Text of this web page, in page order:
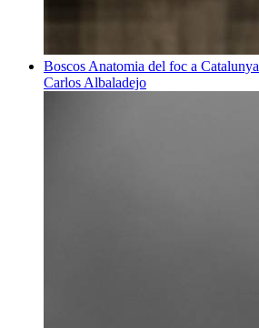
Boscos Anatomia del foc a Catalunya
Carlos Albaladejo